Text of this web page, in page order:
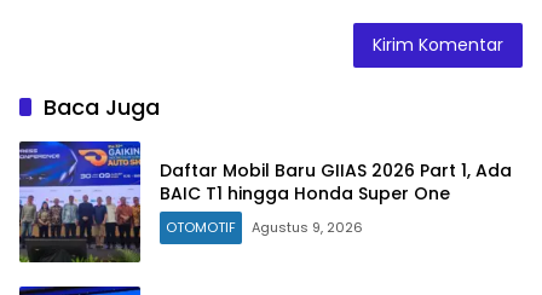
Baca Juga
Daftar Mobil Baru GIIAS 2026 Part 1, Ada
BAIC T1 hingga Honda Super One
OTOMOTIF Agustus 9, 2026